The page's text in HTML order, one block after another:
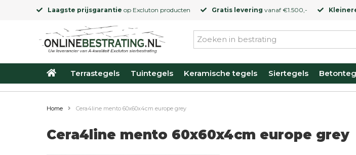
Laagste prijsgarantie op Excluton producten Gratis levering vanaf €1.500,-
Terrastegels Tuintegels Keramische tegels Siertegels
Home Cera4line mento 60x60x4cm europe grey
Cera4line mento 60x60x4cm europe grey